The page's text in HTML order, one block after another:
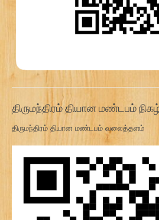
திருமந்திரம் தியான மண்டபம்
திருமந்திரம் தியான மண்டபம் வலைத்தளம்